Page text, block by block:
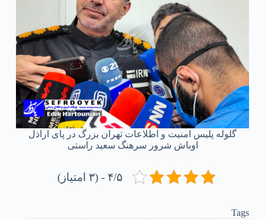
گلوله پلیس امنیت و اطلاعات تهران بزرگ در پای اراذل
اوباش شرور سرهنگ سعید راستی
۴/۵ - (۳ امتیاز)
Tags